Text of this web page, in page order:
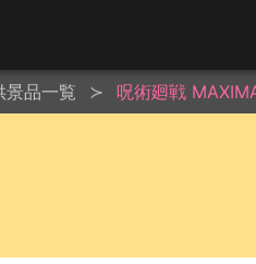
景品一覧 呪術廻戦